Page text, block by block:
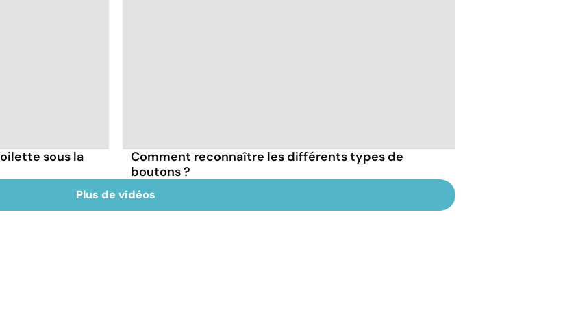
sous la
Comment reconnaître les différents types de
boutons ?
Plus de vidéos